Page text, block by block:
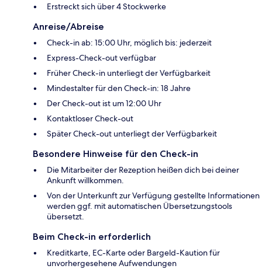
Erstreckt sich über 4 Stockwerke
Anreise/Abreise
Check-in ab: 15:00 Uhr, möglich bis: jederzeit
Express-Check-out verfügbar
Früher Check-in unterliegt der Verfügbarkeit
Mindestalter für den Check-in: 18 Jahre
Der Check-out ist um 12:00 Uhr
Kontaktloser Check-out
Später Check-out unterliegt der Verfügbarkeit
Besondere Hinweise für den Check-in
Die Mitarbeiter der Rezeption heißen dich bei deiner
Ankunft willkommen.
Von der Unterkunft zur Verfügung gestellte Informationen
werden ggf. mit automatischen Übersetzungstools
übersetzt.
Beim Check-in erforderlich
Kreditkarte, EC-Karte oder Bargeld-Kaution für
unvorhergesehene Aufwendungen